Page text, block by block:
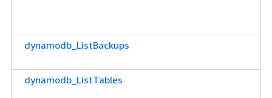
dynamodb_ListBackups
dynamodb_ListTables